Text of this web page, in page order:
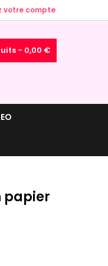
votre compte
- 0,00 €
papier